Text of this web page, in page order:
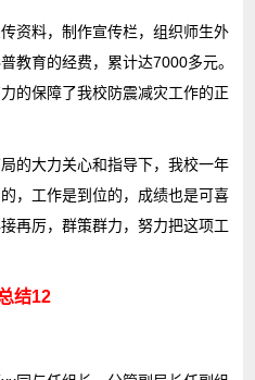
资料，制作宣传栏，组织师生外
教育的经费，累计达7000多元。
的保障了我校防震减灾工作的正
的大力关心和指导下，我校一年
，工作是到位的，成绩也是可喜
再厉，群策群力，努力把这项工
结12